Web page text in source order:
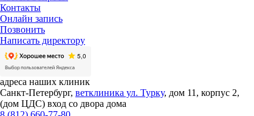
Контакты
Онлайн запись
Позвонить
Написать директору
адреса наших клиник
Санкт-Петербург, ветклиника ул. Турку, дом 11, корпус 2,
(дом ЦДС) вход со двора дома